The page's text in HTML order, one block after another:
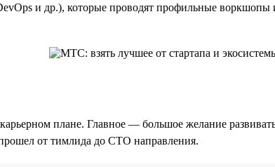
и др.), которые проводят профильные
плане. Главное — большое желание
от тимлида до CTO направления.